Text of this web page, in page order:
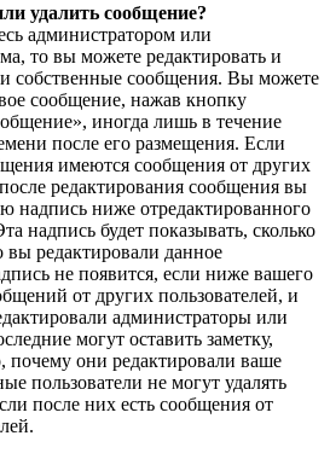
удалить сообщение?
администратором или
то вы можете редактировать и
собственные сообщения. Вы можете
сообщение, нажав кнопку
иногда лишь в течение
после его размещения. Если
имеются сообщения от других
редактирования сообщения вы
надпись ниже отредактированного
надпись будет показывать, сколько
вы редактировали данное
не появится, если ниже вашего
от других пользователей, и
администраторы или
могут оставить заметку,
почему они редактировали ваше
пользователи не могут удалять
после них есть сообщения от